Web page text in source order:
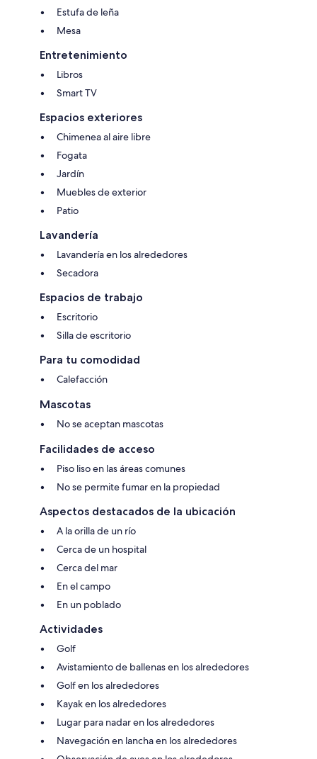
Estufa de leña
Mesa
Entretenimiento
Libros
Smart TV
Espacios exteriores
Chimenea al aire libre
Fogata
Jardín
Muebles de exterior
Patio
Lavandería
Lavandería en los alrededores
Secadora
Espacios de trabajo
Escritorio
Silla de escritorio
Para tu comodidad
Calefacción
Mascotas
No se aceptan mascotas
Facilidades de acceso
Piso liso en las áreas comunes
No se permite fumar en la propiedad
Aspectos destacados de la ubicación
A la orilla de un río
Cerca de un hospital
Cerca del mar
En el campo
En un poblado
Actividades
Golf
Avistamiento de ballenas en los alrededores
Golf en los alrededores
Kayak en los alrededores
Lugar para nadar en los alrededores
Navegación en lancha en los alrededores